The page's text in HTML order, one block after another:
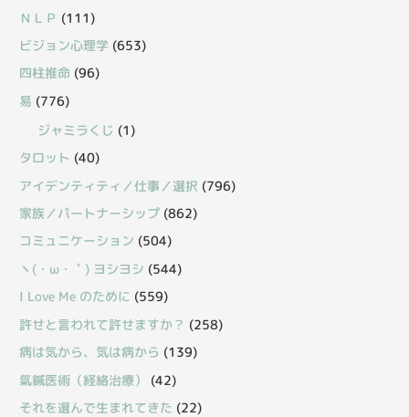
ＮＬＰ (111)
ビジョン心理学 (653)
四柱推命 (96)
易 (776)
ジャミラくじ (1)
タロット (40)
アイデンティティ／仕事／選択 (796)
家族／パートナーシップ (862)
コミュニケーション (504)
丶(・ω・｀) ヨシヨシ (544)
I Love Me のために (559)
許せと言われて許せますか？ (258)
病は気から、気は病から (139)
氣鍼医術（経絡治療）
(42)
それを選んで生まれてきた (22)